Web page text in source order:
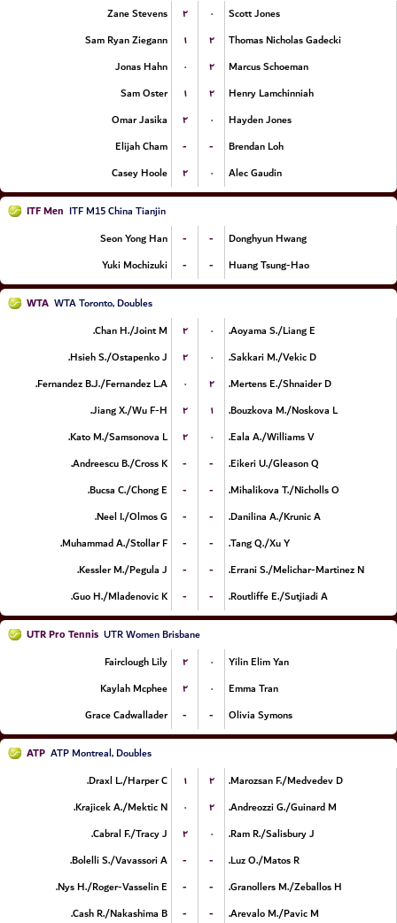
Zane Stevens
۲ ۰
Scott Jones
Sam Ryan Ziegann
۱ ۲
Thomas Nicholas Gadecki
Jonas Hahn
۰ ۲
Marcus Schoeman
Sam Oster
۱ ۲
Henry Lamchinniah
Omar Jasika
۲ ۰
Hayden Jones
Elijah Cham
- -
Brendan Loh
Casey Hoole
۲ ۰ Alec Gaudin
ITF Men ITF M15 China Tianjin
Seon Yong Han
- -
Donghyun Hwang
Yuki Mochizuki
- - Huang Tsung-Hao
WTA WTA Toronto, Doubles
Chan H./Joint M.
۲ ۰
Aoyama S./Liang E.
Hsieh S./Ostapenko J.
۲ ۰
Sakkari M./Vekic D.
Fernandez B.J./Fernandez L.A.
۰ ۲
Mertens E./Shnaider D.
Jiang X./Wu F-H.
۲ ۱
Bouzkova M./Noskova L.
Kato M./Samsonova L.
۲ ۰
Eala A./Williams V.
Andreescu B./Cross K.
- -
Eikeri U./Gleason Q.
Bucsa C./Chong E.
- -
Mihalikova T./Nicholls O.
Neel I./Olmos G.
- -
Danilina A./Krunic A.
Muhammad A./Stollar F.
- -
Tang Q./Xu Y.
Kessler M./Pegula J.
- -
Errani S./Melichar-Martinez N.
Guo H./Mladenovic K.
- - Routliffe E./Sutjiadi A.
UTR Pro Tennis UTR Women Brisbane
Fairclough Lily
۲ ۰
Yilin Elim Yan
Kaylah Mcphee
۲ ۰
Emma Tran
Grace Cadwallader
- - Olivia Symons
ATP ATP Montreal, Doubles
Draxl L./Harper C.
۱ ۲
Marozsan F./Medvedev D.
Krajicek A./Mektic N.
۰ ۲
Andreozzi G./Guinard M.
Cabral F./Tracy J.
۲ ۰
Ram R./Salisbury J.
Bolelli S./Vavassori A.
- -
Luz O./Matos R.
Nys H./Roger-Vasselin E.
- -
Granollers M./Zeballos H.
Cash R./Nakashima B.
- - Arevalo M./Pavic M.